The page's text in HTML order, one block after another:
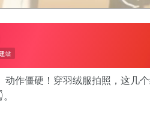
作僵硬！穿羽绒服拍照，这几